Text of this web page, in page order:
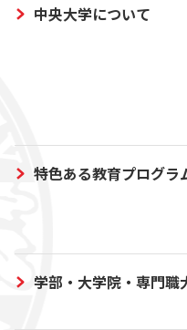
中央大学について
特色ある教育プログラ
学部・大学院・専門職